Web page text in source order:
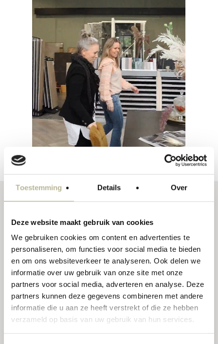
Toestemming Details Over
Deze website maakt gebruik van cookies
We gebruiken cookies om content en advertenties te
personaliseren, om functies voor social media te bieden
en om ons websiteverkeer te analyseren. Ook delen we
informatie over uw gebruik van onze site met onze
partners voor social media, adverteren en analyse. Deze
partners kunnen deze gegevens combineren met andere
informatie die u aan ze heeft verstrekt of die ze hebben
verzameld op basis van uw gebruik van hun services.
Over Marba Tegels
Marba Tegels is een hecht familiebedrijf vol
expertise. Bij ons is alles onder één dak, van
slopen tot ontwerp, advies tot uitvoering. Wij
zijn er voor je van begin tot eind bij de
realisatie van jouw project. Wij werken met
onze eigen tegelzetters en hebben nauw
contact met interieurontwerpers en